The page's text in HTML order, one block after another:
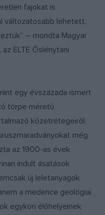
fajokat is
változatosabb lehetett,
– mondta Magyar
ELTE Őslénytani
egy évszázada ismert
törpe méretű
kőzetrétegeiről.
még
az 1900-as évek
indult ásatások
új leletanyagok
a medence geológiai
egykori élőhelyeinek